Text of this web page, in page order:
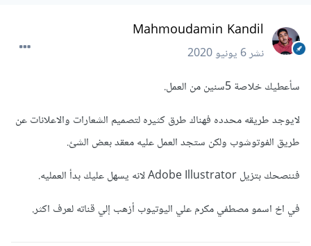
Mahmoudamin Kandil
نشر6 يونيو 2020
سأعطيك خلاصة 5سنين من العمل.
لايوجد طريقه محدده فهناك طرق كثيره لتصميم الشعارات والاعلانات عن
طريق الفوتوشوب ولكن ستجد العمل عليه معقد بعض الشئ.
فننصحك بتزيل Adobe Illustrator‎ لانه يسهل عليك بدأ العمليه.
في اخ اسمو مصطفي مكرم علي اليوتيوب أزهب إلي قناته لعرف اكثر.